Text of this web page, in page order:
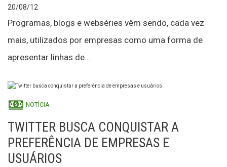
20/08/12
Programas, blogs e webséries vêm sendo, cada vez
mais, utilizados por empresas como uma forma de
apresentar linhas de...
NOTÍCIA
TWITTER BUSCA CONQUISTAR A
PREFERÊNCIA DE EMPRESAS E
USUÁRIOS